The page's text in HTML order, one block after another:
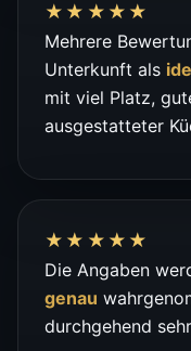
★★★★★
Mehrere
Unterkunft als
mit viel Platz,
ausgestatteter
★★★★★
Die Angaben
genau
durchgehend